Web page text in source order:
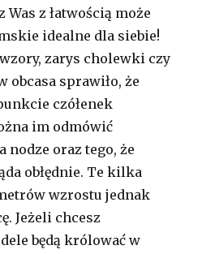
z łatwością może
idealne dla siebie!
zarys cholewki czy
sprawiło, że
czółenek
im odmówić
nodze oraz tego, że
obłędnie. Te kilka
wzrostu jednak
Jeżeli chcesz
będą królować w